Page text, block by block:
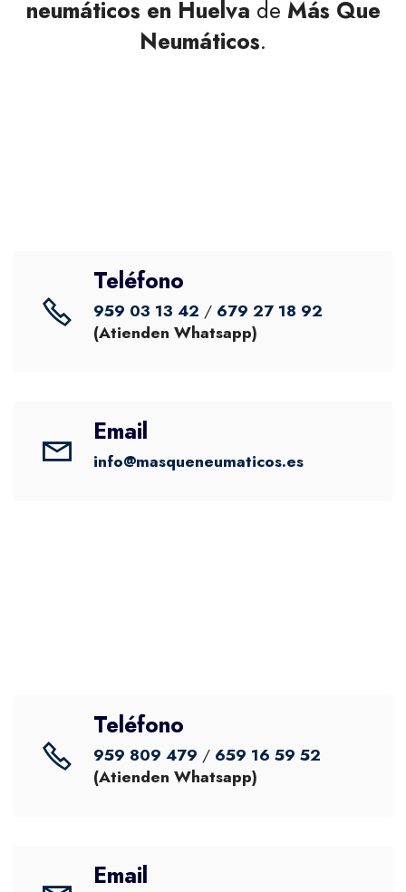
neumáticos en Huelva de Más Que
Neumáticos.
Teléfono
959 03 13 42 / 679 27 18 92
(Atienden Whatsapp)
Email
info@masqueneumaticos.es
Teléfono
959 809 479 / 659 16 59 52
(Atienden Whatsapp)
Email